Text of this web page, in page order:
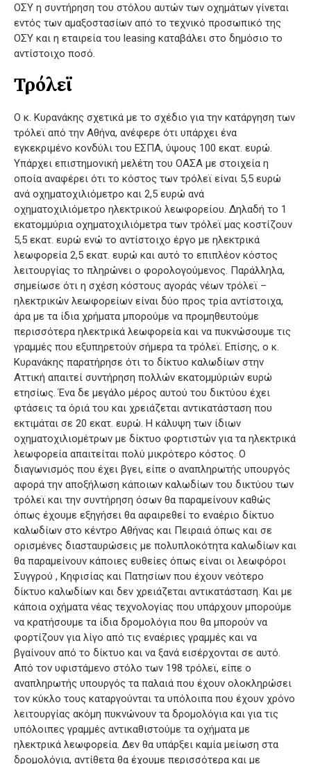
ΟΣΥ η συντήρηση του στόλου αυτών των οχημάτων γίνεται
εντός των αμαξοστασίων από το τεχνικό προσωπικό της
ΟΣΥ και η εταιρεία του leasing καταβάλει στο δημόσιο το
αντίστοιχο ποσό.
Τρόλεϊ
Ο κ. Κυρανάκης σχετικά με το σχέδιο για την κατάργηση των
τρόλεϊ από την Αθήνα, ανέφερε ότι υπάρχει ένα
εγκεκριμένο κονδύλι του ΕΣΠΑ, ύψους 100 εκατ. ευρώ.
Υπάρχει επιστημονική μελέτη του ΟΑΣΑ με στοιχεία η
οποία αναφέρει ότι το κόστος των τρόλεϊ είναι 5,5 ευρώ
ανά οχηματοχιλιόμετρο και 2,5 ευρώ ανά
οχηματοχιλιόμετρο ηλεκτρικού λεωφορείου. Δηλαδή το 1
εκατομμύρια οχηματοχιλιόμετρα των τρόλεϊ μας κοστίζουν
5,5 εκατ. ευρώ ενώ το αντίστοιχο έργο με ηλεκτρικά
λεωφορεία 2,5 εκατ. ευρώ και αυτό το επιπλέον κόστος
λειτουργίας το πληρώνει ο φορολογούμενος. Παράλληλα,
σημείωσε ότι η σχέση κόστους αγοράς νέων τρόλεϊ –
ηλεκτρικών λεωφορείων είναι δύο προς τρία αντίστοιχα,
άρα με τα ίδια χρήματα μπορούμε να προμηθευτούμε
περισσότερα ηλεκτρικά λεωφορεία και να πυκνώσουμε τις
γραμμές που εξυπηρετούν σήμερα τα τρόλεϊ. Επίσης, ο κ.
Κυρανάκης παρατήρησε ότι το δίκτυο καλωδίων στην
Αττική απαιτεί συντήρηση πολλών εκατομμύριών ευρώ
ετησίως. Ένα δε μεγάλο μέρος αυτού του δικτύου έχει
φτάσεις τα όριά του και χρειάζεται αντικατάσταση που
εκτιμάται σε 20 εκατ. ευρώ. Η κάλυψη των ίδιων
οχηματοχιλιομέτρων με δίκτυο φορτιστών για τα ηλεκτρικά
λεωφορεία απαιτείται πολύ μικρότερο κόστος. Ο
διαγωνισμός που έχει βγει, είπε ο αναπληρωτής υπουργός
αφορά την αποξήλωση κάποιων καλωδίων του δικτύου των
τρόλεϊ και την συντήρηση όσων θα παραμείνουν καθώς
όπως έχουμε εξηγήσει θα αφαιρεθεί το εναέριο δίκτυο
καλωδίων στο κέντρο Αθήνας και Πειραιά όπως και σε
ορισμένες διασταυρώσεις με πολυπλοκότητα καλωδίων και
θα παραμείνουν κάποιες ευθείες όπως είναι οι λεωφόροι
Συγγρού , Κηφισίας και Πατησίων που έχουν νεότερο
δίκτυο καλωδίων και δεν χρειάζεται αντικατάσταση. Και με
κάποια οχήματα νέας τεχνολογίας που υπάρχουν μπορούμε
να κρατήσουμε τα ίδια δρομολόγια που θα μπορούν να
φορτίζουν για λίγο από τις εναέριες γραμμές και να
βγαίνουν από το δίκτυο και να ξανά εισέρχονται σε αυτό.
Από τον υφιστάμενο στόλο των 198 τρόλεϊ, είπε ο
αναπληρωτής υπουργός τα παλαιά που έχουν ολοκληρώσει
τον κύκλο τους καταργούνται τα υπόλοιπα που έχουν χρόνο
λειτουργίας ακόμη πυκνώνουν τα δρομολόγια και για τις
υπόλοιπες γραμμές αντικαθιστούμε τα οχήματα με
ηλεκτρικά λεωφορεία. Δεν θα υπάρξει καμία μείωση στα
δρομολόγια, αντίθετα θα έχουμε περισσότερα και με